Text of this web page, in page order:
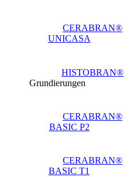
CERABRAN®
UNICASA
HISTOBRAN®
Grundierungen
CERABRAN®
BASIC P2
CERABRAN®
BASIC T1